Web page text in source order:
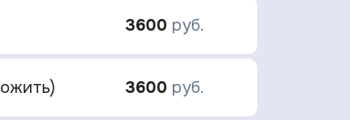
3600 руб.
3600 руб.